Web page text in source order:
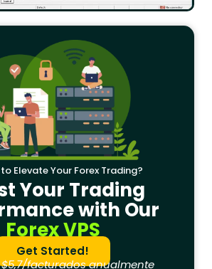
Elevate Your Forex Trading?
Your Trading
with Our
Forex VPS
Get Started!
facturados anualmente